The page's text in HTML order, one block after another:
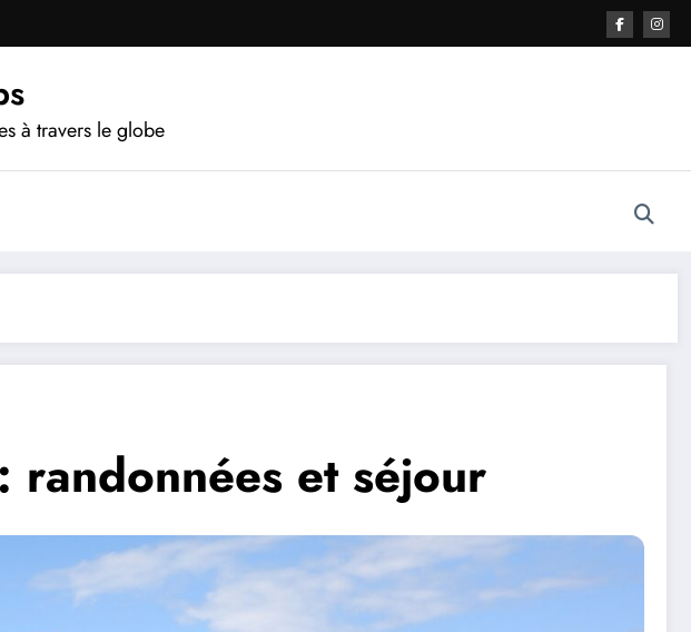
à travers le globe
et séjour